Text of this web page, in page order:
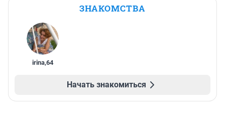
ЗНАКОМСТВА
irina,64
Начать знакомиться